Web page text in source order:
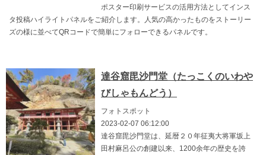
ポスター印刷サービスの活用方法としてインス
タ投稿ハイライトパネルをご紹介します。人気の高かったものをストーリー
ズの様に並べてQRコードで簡単にフォローできるパネルです。
達谷窟毘沙門堂（たっこくのいわや
びしゃもんどう）
フォトスポット
2023-02-07 06:12:00
達谷窟毘沙門堂は、延暦２０年征夷大将軍坂上
田村麻呂公の創建以来、1200余年の歴史を誇